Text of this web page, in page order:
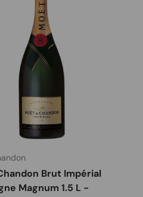
Brut Impérial
Magnum 1.5 L -